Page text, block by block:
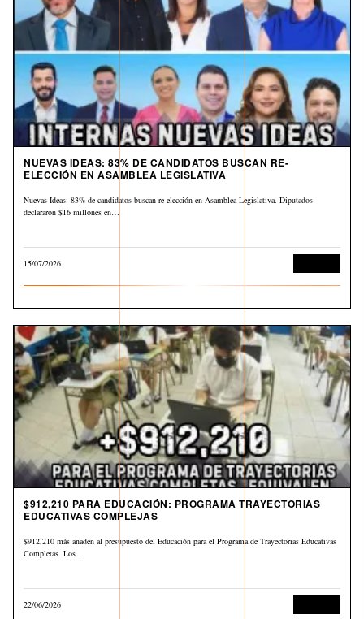
NUEVAS IDEAS: 83% DE CANDIDATOS BUSCAN RE-
ELECCIÓN EN ASAMBLEA LEGISLATIVA
Nuevas Ideas: 83% de candidatos buscan re-elección en Asamblea Legislativa. Diputados
declararon $16 millones en…
15/07/2026
$912,210 PARA EDUCACIÓN: PROGRAMA TRAYECTORIAS
EDUCATIVAS COMPLEJAS
$912,210 más añaden al presupuesto del Educación para el Programa de Trayectorias Educativas
Completas. Los…
22/06/2026